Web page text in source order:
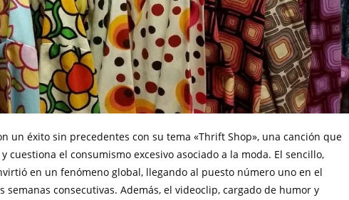
un éxito sin precedentes con su tema «Thrift Shop», una canción que
el consumismo excesivo asociado a la moda. El sencillo,
en un fenómeno global, llegando al puesto número uno en el
consecutivas. Además, el videoclip, cargado de humor y